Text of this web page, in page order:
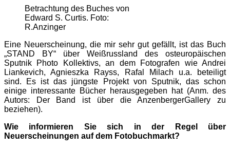
Betrachtung des Buches von
Edward S. Curtis. Foto:
R.Anzinger
Eine Neuerscheinung, die mir sehr gut gefällt, ist das Buch
„STAND BY“ über Weißrussland des osteuropäischen
Sputnik Photo Kollektivs, an dem Fotografen wie Andrei
Liankevich, Agnieszka Rayss, Rafal Milach u.a. beteiligt
sind. Es ist das jüngste Projekt von Sputnik, das schon
einige interessante Bücher herausgegeben hat (Anm. des
Autors: Der Band ist über die AnzenbergerGallery zu
beziehen).
Wie informieren Sie sich in der Regel über
Neuerscheinungen auf dem Fotobuchmarkt?